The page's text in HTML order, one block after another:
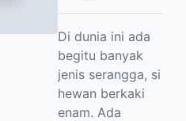
Di dunia ini ada
begitu banyak
jenis serangga, si
hewan berkaki
enam. Ada